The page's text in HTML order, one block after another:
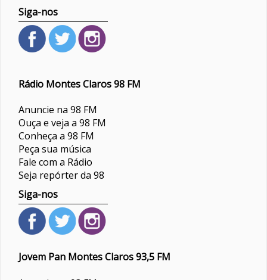
Siga-nos
Rádio Montes Claros 98 FM
Anuncie na 98 FM
Ouça e veja a 98 FM
Conheça a 98 FM
Peça sua música
Fale com a Rádio
Seja repórter da 98
Siga-nos
Jovem Pan Montes Claros 93,5 FM